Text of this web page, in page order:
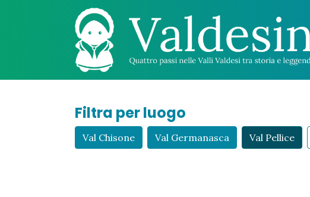
Filtra per luogo
Val Chisone Val Germanasca Val Pellice